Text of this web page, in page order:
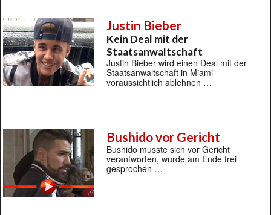
Justin Bieber
Kein Deal mit der
Staatsanwaltschaft
Justin Bieber wird einen Deal mit der
Staatsanwaltschaft in Miami
voraussichtlich ablehnen …
Bushido vor Gericht
Bushido musste sich vor Gericht
verantworten, wurde am Ende frei
gesprochen …